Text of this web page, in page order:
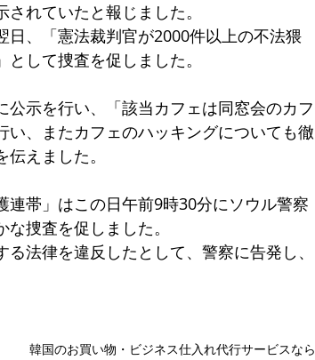
れていたと報じました。
、「憲法裁判官が2000件以上の不法猥
して捜査を促しました。
示を行い、「該当カフェは同窓会のカフ
、またカフェのハッキングについても徹
えました。
帯」はこの日午前9時30分にソウル警察
捜査を促しました。
法律を違反したとして、警察に告発し、
韓国のお買い物・ビジネス仕入れ代行サービスなら